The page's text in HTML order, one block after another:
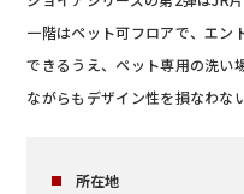
一階はペット可フロアで、エン
できるうえ、ペット専用の洗い
ながらもデザイン性を損なわな
所在地